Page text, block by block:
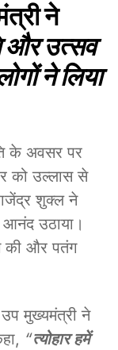
ने
उत्सव
ने लिया
के अवसर पर
को उल्लास से
शुक्ल ने
आनंद उठाया।
की और पतंग
मुख्यमंत्री ने
“त्योहार हमें